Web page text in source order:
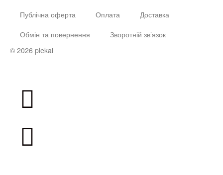
Публічна оферта Оплата
Доставка
Обмін та повернення
Зворотній зв’язок
© 2026 plekai